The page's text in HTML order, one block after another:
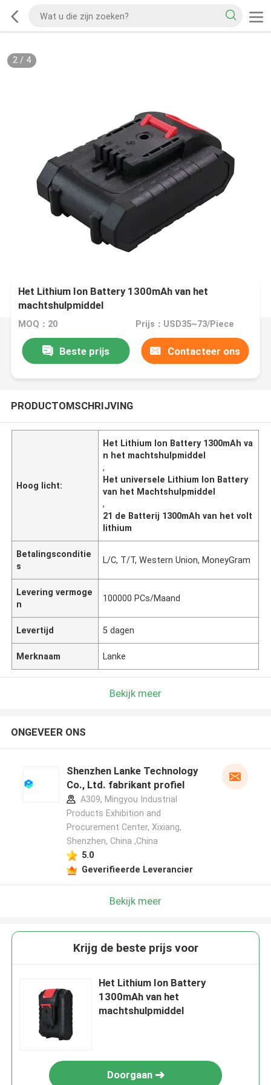
2/ 4
Het Lithium Ion Battery 1300mAh van het
machtshulpmiddel
MOQ：20 Prijs：USD35~73/Piece
Beste prijs Contacteer ons
PRODUCTOMSCHRIJVING
Hoog licht:
Het Lithium Ion Battery 1300mAh va
n het machtshulpmiddel
,
Het universele Lithium Ion Battery
van het Machtshulpmiddel
,
21 de Batterij 1300mAh van het volt
lithium
Betalingsconditie
s
L/C, T/T, Western Union, MoneyGram
Levering vermoge
n
100000 PCs/Maand
Levertijd 5 dagen
Merknaam Lanke
Bekijk meer
ONGEVEER ONS
Shenzhen Lanke Technology
Co., Ltd. fabrikant profiel
A309, Mingyou Industrial
Products Exhibition and
Procurement Center, Xixiang,
Shenzhen, China ,China
5.0
Geverifieerde Leverancier
Bekijk meer
Krijg de beste prijs voor
Het Lithium Ion Battery
1300mAh van het
machtshulpmiddel
Doorgaan